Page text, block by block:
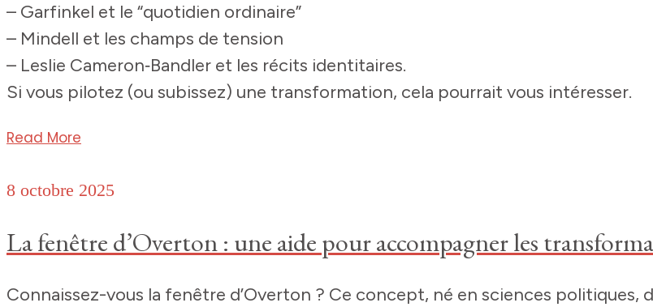
– Garfinkel et le “quotidien ordinaire”
– Mindell et les champs de tension
– Leslie Cameron‑Bandler et les récits identitaires.
Si vous pilotez (ou subissez) une transformation, cela pourrait vous intéresser.
Read More
8 octobre 2025
La fenêtre d’Overton : une aide pour accompagner les
Connaissez-vous la fenêtre d’Overton ? Ce concept, né en sciences politiques,